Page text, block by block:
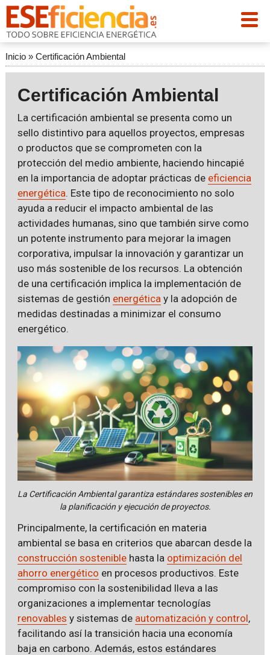
Inicio» Certificación Ambiental
Certificación Ambiental
La certificación ambiental se presenta como un
sello distintivo para aquellos proyectos, empresas
o productos que se comprometen con la
protección del medio ambiente, haciendo hincapié
en la importancia de adoptar prácticas de eficiencia
energética. Este tipo de reconocimiento no solo
ayuda a reducir el impacto ambiental de las
actividades humanas, sino que también sirve como
un potente instrumento para mejorar la imagen
corporativa, impulsar la innovación y garantizar un
uso más sostenible de los recursos. La obtención
de una certificación implica la implementación de
sistemas de gestión energéticay la adopción de
medidas destinadas a minimizar el consumo
energético.
La Certificación Ambiental garantiza estándares sostenibles en
la planificación y ejecución de proyectos.
Principalmente, la certificación en materia
ambiental se basa en criterios que abarcan desde la
construcción sosteniblehasta la optimización del
ahorro energético en procesos productivos. Este
compromiso con la sostenibilidad lleva a las
organizaciones a implementar tecnologías
renovables y sistemas de automatización y control,
facilitando así la transición hacia una economía
baja en carbono. Además, estos estándares